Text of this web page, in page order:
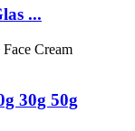
...
30g 50g